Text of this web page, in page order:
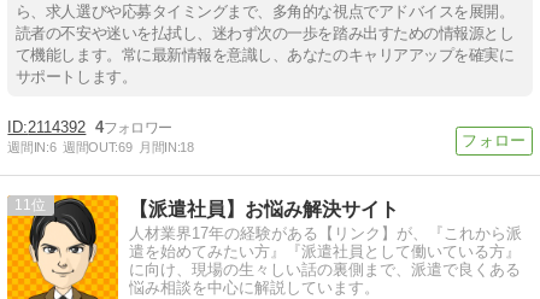
ら、求人選びや応募タイミングまで、多角的な視点でアドバイスを展開。
読者の不安や迷いを払拭し、迷わず次の一歩を踏み出すための情報源とし
て機能します。常に最新情報を意識し、あなたのキャリアアップを確実に
サポートします。
2114392 4
週間IN:6 週間OUT:69 月間IN:18
11 【派遣社員】お悩み解決サイト
人材業界17年の経験がある【リンク】が、『これから派
遣を始めてみたい方』『派遣社員として働いている方』
に向け、現場の生々しい話の裏側まで、派遣で良くある
悩み相談を中心に解説しています。